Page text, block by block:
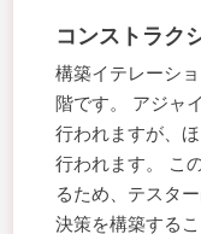
コンストラク
構築イテレーシ
階です。 アジャ
行われますが、
行われます。 こ
るため、テスタ
決策を構築するこ